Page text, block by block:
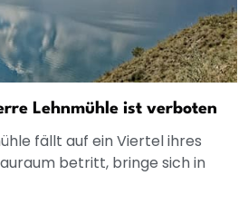
Lehnmühle ist verboten
fällt auf ein Viertel ihres
betritt, bringe sich in